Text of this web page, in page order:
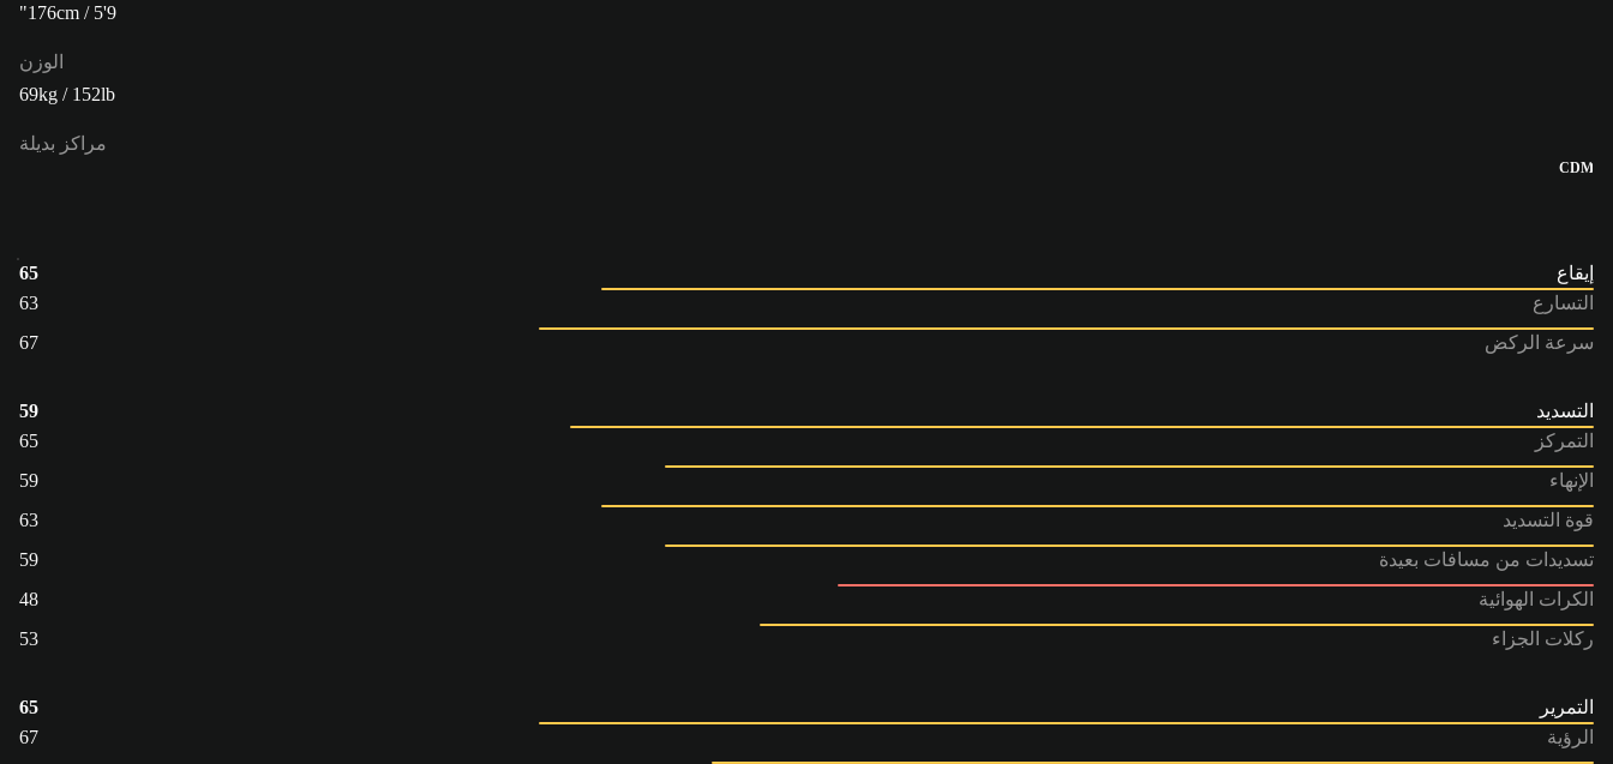
176cm / 5'9"
الوزن
69kg / 152lb
مراكز بديلة
CDM
إيقاع
65
التسارع
63
سرعة الركض
67
التسديد
59
التمركز
65
الإنهاء
59
قوة التسديد
63
تسديدات من مسافات بعيدة
59
الكرات الهوائية
48
ركلات الجزاء
53
التمرير
65
الرؤية
67